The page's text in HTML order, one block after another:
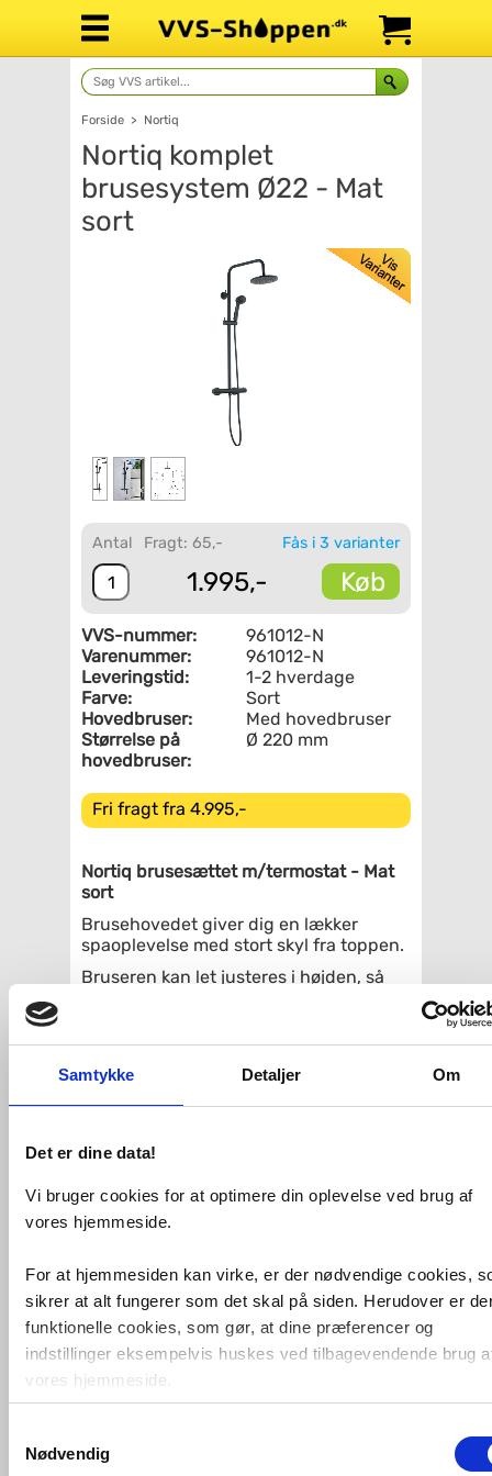
Samtykke Detaljer Om
Det er dine data!
Vi bruger cookies for at optimere din oplevelse ved brug af
vores hjemmeside.
For at hjemmesiden kan virke, er der nødvendige cookies,
sikrer at alt fungerer som det skal på siden. Herudover er
funktionelle cookies, som gør, at dine præferencer og
indstillinger eksempelvis huskes ved tilbagevendende brug
vores hjemmeside.
Foruden nødvendige og funktionelle cookies er der
cookies. Disse bruger vi bl.a. til at måle trafik, omsætning,
Nødvendig
Forside > Nortiq
Nortiq komplet
brusesystem Ø22 - Mat
sort
Fås i 3 varianter
Antal Fragt: 65,-
1.995,- Køb
VVS-nummer:
961012-N
Varenummer:
961012-N
Leveringstid:
1-2 hverdage
Farve:
Sort
Hovedbruser:
Med hovedbruser
Størrelse på
hovedbruser:
Ø 220 mm
Fri fragt fra 4.995,-
Nortiq brusesættet m/termostat - Mat
sort
Brusehovedet giver dig en lækker
spaoplevelse med stort skyl fra toppen.
Bruseren kan let justeres i højden, så
strålefunktioner. Det store brusehoved
Vægt: 5 kg.
max 10
Temperaturkontrol (c): 38
Højde: Højde justerbar. 0-350 mm.
Garanti (år): 2
Vedligeholdelse: Afkalkes med ikke-
syreholdige produkter 1 gang om
måneden.
Relaterede produkter